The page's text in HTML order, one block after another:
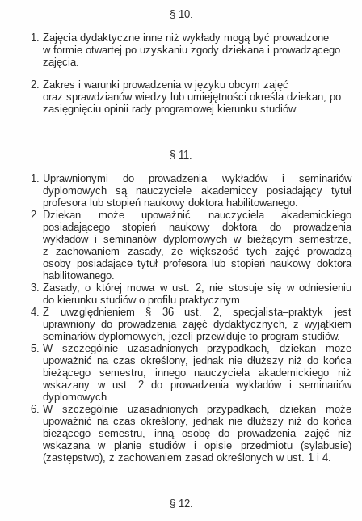
§ 10.
Zajęcia dydaktyczne inne niż wykłady mogą być prowadzone
w formie otwartej po uzyskaniu zgody dziekana i prowadzącego
zajęcia.
Zakres i warunki prowadzenia w języku obcym zajęć
oraz sprawdzianów wiedzy lub umiejętności określa dziekan, po
zasięgnięciu opinii rady programowej kierunku studiów.
§ 11.
Uprawnionymi do prowadzenia wykładów i seminariów
dyplomowych są nauczyciele akademiccy posiadający tytuł
profesora lub stopień naukowy doktora habilitowanego.
Dziekan może upoważnić nauczyciela akademickiego
posiadającego stopień naukowy doktora do prowadzenia
wykładów i seminariów dyplomowych w bieżącym semestrze,
z zachowaniem zasady, że większość tych zajęć prowadzą
osoby posiadające tytuł profesora lub stopień naukowy doktora
habilitowanego.
Zasady, o której mowa w ust. 2, nie stosuje się w odniesieniu
do kierunku studiów o profilu praktycznym.
Z uwzględnieniem § 36 ust. 2, specjalista–praktyk jest
uprawniony do prowadzenia zajęć dydaktycznych, z wyjątkiem
seminariów dyplomowych, jeżeli przewiduje to program studiów.
W szczególnie uzasadnionych przypadkach, dziekan może
upoważnić na czas określony, jednak nie dłuższy niż do końca
bieżącego semestru, innego nauczyciela akademickiego niż
wskazany w ust. 2 do prowadzenia wykładów i seminariów
dyplomowych.
W szczególnie uzasadnionych przypadkach, dziekan może
upoważnić na czas określony, jednak nie dłuższy niż do końca
bieżącego semestru, inną osobę do prowadzenia zajęć niż
wskazana w planie studiów i opisie przedmiotu (sylabusie)
(zastępstwo), z zachowaniem zasad określonych w ust. 1 i 4.
§ 12.